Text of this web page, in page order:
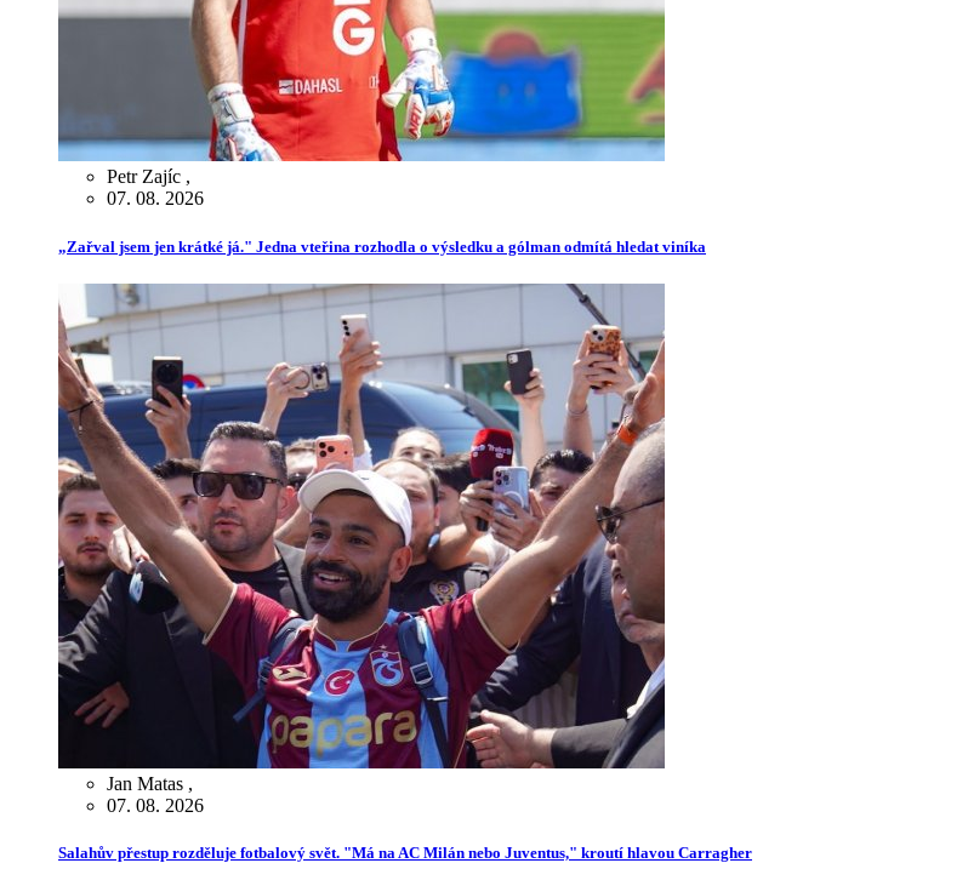
Petr Zajíc ,
07. 08. 2026
„Zařval jsem jen krátké já." Jedna vteřina rozhodla o výsledku a gólman odmítá hledat viníka
Jan Matas ,
07. 08. 2026
Salahův přestup rozděluje fotbalový svět. "Má na AC Milán nebo Juventus," kroutí hlavou Carragher